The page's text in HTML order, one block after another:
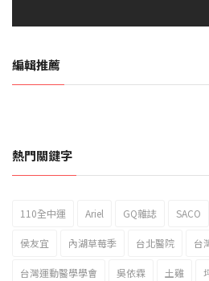
編輯推薦
2023新北市北海岸國際風箏節
熱門關鍵字
110全中運 Ariel GQ雜誌 SACO
侯友宜 內湖草莓季 台北醫院 台
台灣運動醫學學會 吳依霖 土雞